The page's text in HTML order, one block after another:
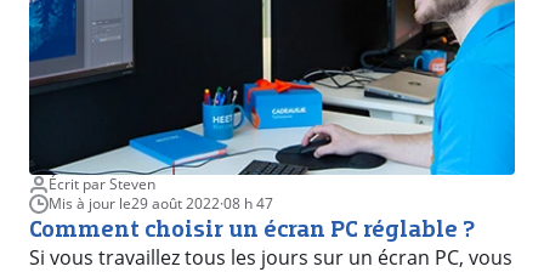
Écrit par Steven
Mis à jour le29 août 2022·08 h 47
Comment choisir un écran PC réglable ?
Si vous travaillez tous les jours sur un écran PC, vous